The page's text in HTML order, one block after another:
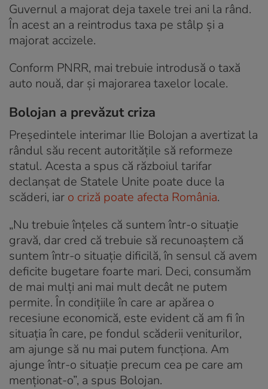
Guvernul a majorat deja taxele trei ani la rând.
În acest an a reintrodus taxa pe stâlp și a
majorat accizele.
Conform PNRR, mai trebuie introdusă o taxă
auto nouă, dar și majorarea taxelor locale.
Bolojan a prevăzut criza
Președintele interimar Ilie Bolojan a avertizat la
rândul său recent autoritățile să reformeze
statul. Acesta a spus că războiul tarifar
declanșat de Statele Unite poate duce la
scăderi, iar o criză poate afecta România.
„Nu trebuie înțeles că suntem într-o situație
gravă, dar cred că trebuie să recunoaștem că
suntem într-o situație dificilă, în sensul că avem
deficite bugetare foarte mari. Deci, consumăm
de mai mulți ani mai mult decât ne putem
permite. În condițiile în care ar apărea o
recesiune economică, este evident că am fi în
situația în care, pe fondul scăderii veniturilor,
am ajunge să nu mai putem funcționa. Am
ajunge într-o situație precum cea pe care am
menționat-o”, a spus Bolojan.